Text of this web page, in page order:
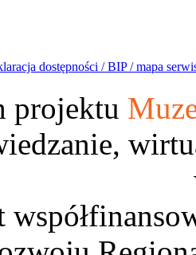
dostępności /BIP /mapa
projektu